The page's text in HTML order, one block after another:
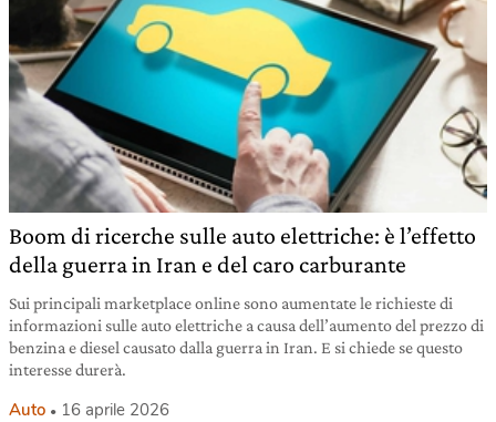
Boom di ricerche sulle auto elettriche: è l’effetto
della guerra in Iran e del caro carburante
Sui principali marketplace online sono aumentate le richieste di
informazioni sulle auto elettriche a causa dell’aumento del prezzo di
benzina e diesel causato dalla guerra in Iran. E si chiede se questo
interesse durerà.
Auto 16 aprile 2026